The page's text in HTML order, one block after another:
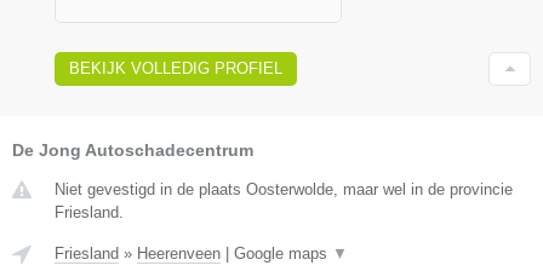
BEKIJK VOLLEDIG PROFIEL
De Jong Autoschadecentrum
Niet gevestigd in de plaats Oosterwolde, maar wel in de provincie
Friesland.
Friesland » Heerenveen | Google maps ▼